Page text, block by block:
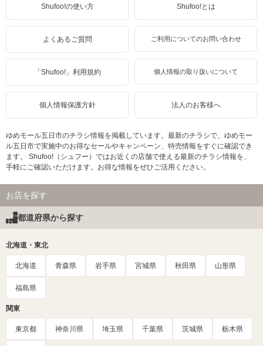
Shufoo!の使い方 Shufoo!とは
よくあるご質問 ご利用についてのお問い合わせ
「Shufoo!」利用規約 個人情報の取り扱いについて
個人情報保護方針 法人のお客様へ
ゆめモール五日市のチラシ情報を掲載しています。最新のチラシで、ゆめモー
ル五日市で実施中のお得なセールやキャンペーン、特売情報をすぐに確認でき
ます。 Shufoo!（シュフー）ではお近くの店舗で使える最新のチラシ情報を、
手軽にご確認いただけます。お得な情報をぜひご活用ください。
お店を探す
都道府県から探す
北海道・東北
北海道 青森県 岩手県 宮城県 秋田県 山形県
福島県
関東
東京都 神奈川県 埼玉県 千葉県 茨城県 栃木県